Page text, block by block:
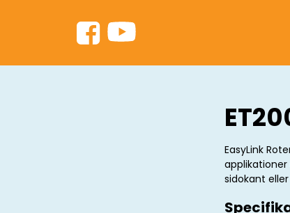
EasyLink
sidokant